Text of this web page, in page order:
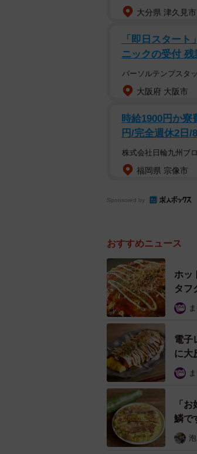
(1) キャベツをみじ
(3) そこにキャベツ
(4) ホットサンドメ
(5) (4)の上に(3)で
(6) 両面きつね色に
(8) お皿に盛ってお
お好み焼きを「ホットサ
この投稿には、「
き、挟んで焼くだ
大分県 津久見市
「即日スター
ニックの受付 残
パーソルテンプスタ
大阪府 大阪市
時給1900円か
円/完全週休2日/
株式会社日輪九州ブ
福岡県 宗像市
Sponsored by
おすすめニュース
ホッ
タフ
電子
に大
「
鱗で